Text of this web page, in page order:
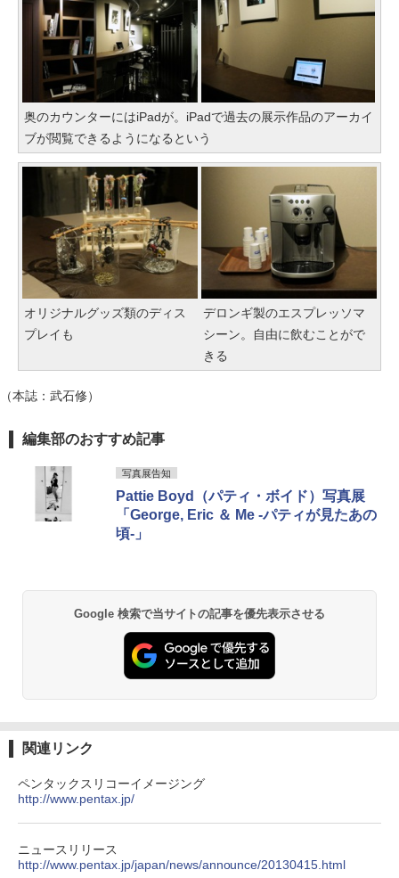
奥のカウンターにはiPadが。iPadで過去の展示作品のアーカイ
ブが閲覧できるようになるという
オリジナルグッズ類のディス
プレイも
デロンギ製のエスプレッソマ
シーン。自由に飲むことがで
きる
（本誌：武石修）
編集部のおすすめ記事
写真展告知
Pattie Boyd（パティ・ボイド）写真展
「George, Eric ＆ Me -パティが見たあの
頃-」
Google 検索で当サイトの記事を優先表示させる
関連リンク
ペンタックスリコーイメージング
http://www.pentax.jp/
ニュースリリース
http://www.pentax.jp/japan/news/announce/20130415.html